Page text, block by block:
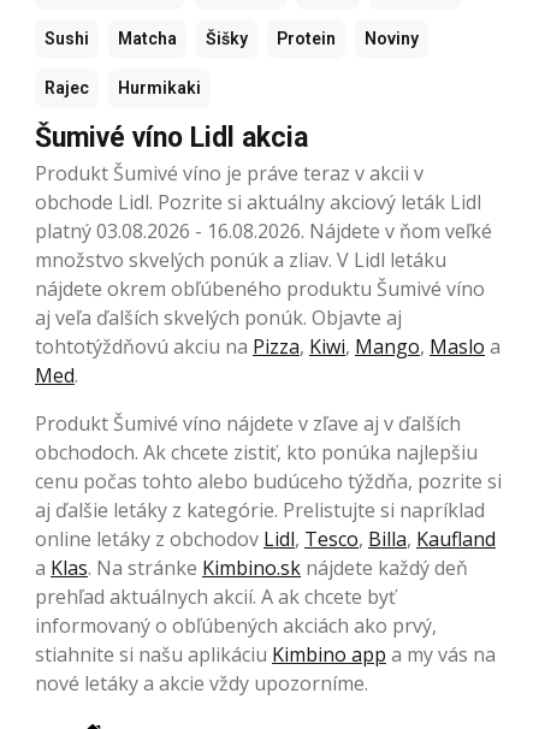
Sushi Matcha Šišky Protein Noviny
Rajec Hurmikaki
Šumivé víno Lidl akcia
Produkt Šumivé víno je práve teraz v akcii v
obchode Lidl. Pozrite si aktuálny akciový leták Lidl
platný 03.08.2026 - 16.08.2026. Nájdete v ňom veľké
množstvo skvelých ponúk a zliav. V Lidl letáku
nájdete okrem obľúbeného produktu Šumivé víno
aj veľa ďalších skvelých ponúk. Objavte aj
tohtotýždňovú akciu na Pizza, Kiwi, Mango, Maslo a
Med.
Produkt Šumivé víno nájdete v zľave aj v ďalších
obchodoch. Ak chcete zistiť, kto ponúka najlepšiu
cenu počas tohto alebo budúceho týždňa, pozrite si
aj ďalšie letáky z kategórie. Prelistujte si napríklad
online letáky z obchodov Lidl, Tesco, Billa, Kaufland
a Klas. Na stránke Kimbino.sk nájdete každý deň
prehľad aktuálnych akcií. A ak chcete byť
informovaný o obľúbených akciách ako prvý,
stiahnite si našu aplikáciu Kimbino app a my vás na
nové letáky a akcie vždy upozorníme.